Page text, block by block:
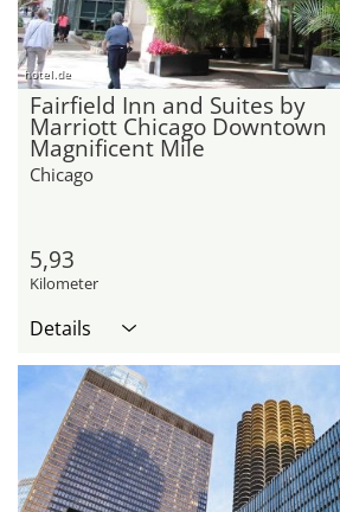
hotel.de
Fairfield Inn and Suites by
Marriott Chicago Downtown
Magnificent Mile
Chicago
5,93
Kilometer
Details